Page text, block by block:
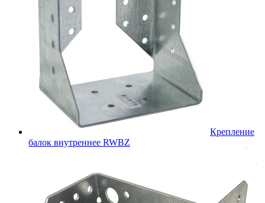
Крепление
балок внутреннее RWBZ